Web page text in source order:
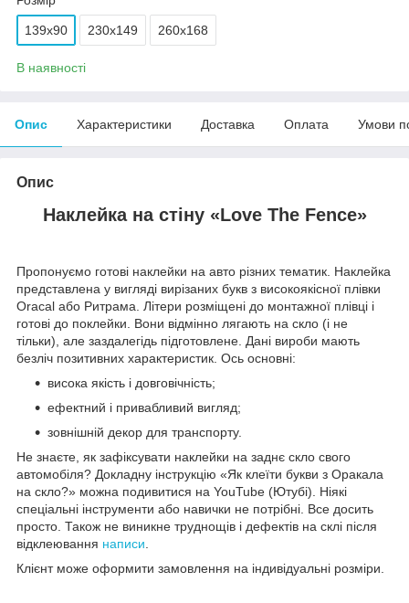
139х90 230х149 260х168
В наявності
Опис Характеристики Доставка Оплата Умови
Опис
Наклейка на стіну «Love The Fence»
Пропонуємо готові наклейки на авто різних тематик. Наклейка
представлена у вигляді вирізаних букв з високоякісної плівки
Oracal або Ритрама. Літери розміщені до монтажної плівці і
готові до поклейки. Вони відмінно лягають на скло (і не
тільки), але заздалегідь підготовлене. Дані вироби мають
безліч позитивних характеристик. Ось основні:
висока якість і довговічність;
ефектний і привабливий вигляд;
зовнішній декор для транспорту.
Не знаєте, як зафіксувати наклейки на заднє скло свого
автомобіля? Докладну інструкцію «Як клеїти букви з Оракала
на скло?» можна подивитися на YouTube (Ютубі). Ніякі
спеціальні інструменти або навички не потрібні. Все досить
просто. Також не виникне труднощів і дефектів на склі після
відклеювання написи.
Клієнт може оформити замовлення на індивідуальні розміри.